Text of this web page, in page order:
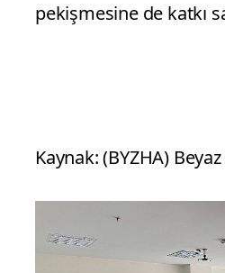
pekişmesine de katkı
Kaynak: (BYZHA)